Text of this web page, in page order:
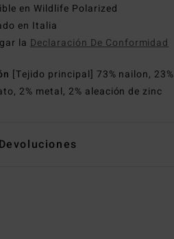
en Wildlife Polarized
en Italia
la Declaración De Conformidad
[Tejido principal] 73% nailon, 23%
2% metal, 2% aleación de zinc